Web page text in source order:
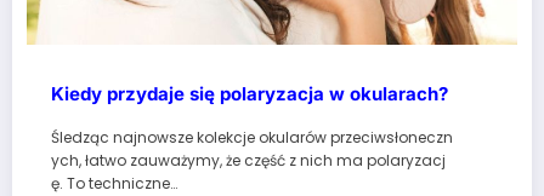
Kiedy przydaje się polaryzacja w okularach?
Śledząc najnowsze kolekcje okularów przeciwsłoneczn
ych, łatwo zauważymy, że część z nich ma polaryzacj
ę. To techniczne…